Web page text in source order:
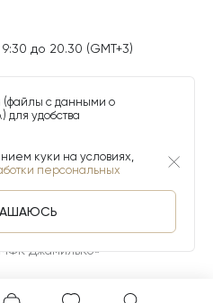
до 20.30 (GMT+3)
ДжамильКо»
(файлы с данными о
удобства
куки на условиях,
персональных